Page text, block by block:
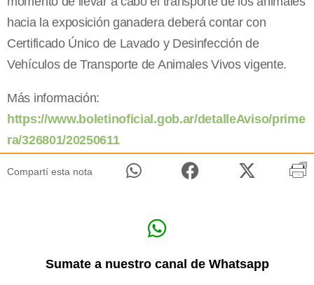
hacia la exposición ganadera deberá contar con
Certificado Único de Lavado y Desinfección de
Vehículos de Transporte de Animales Vivos vigente.
Más información:
https://www.boletinoficial.gob.ar/detalleAviso/prime
ra/326801/20250611
Compartí esta nota
Sumate a nuestro canal de Whatsapp